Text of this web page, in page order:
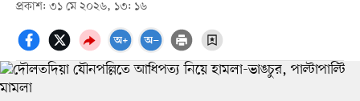
প্রকাশ: ৩১ মে ২০২৬, ১৩: ১৬